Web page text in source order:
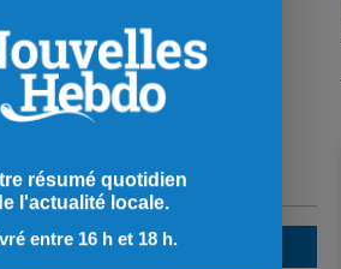
résumé quotidien
l'actualité locale.
entre 16 h et 18 h.